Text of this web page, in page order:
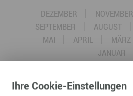
DEZEMBER NOVEMBER
SEPTEMBER
AUGUST
MAI
APRIL MÄRZ
JANUAR
DEZEMBER NOVEMBER
Ihre Cookie-Einstellungen